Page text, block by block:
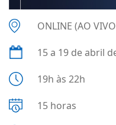
ONLINE (AO
15 a 19 de abril
19h às 22h
15 horas